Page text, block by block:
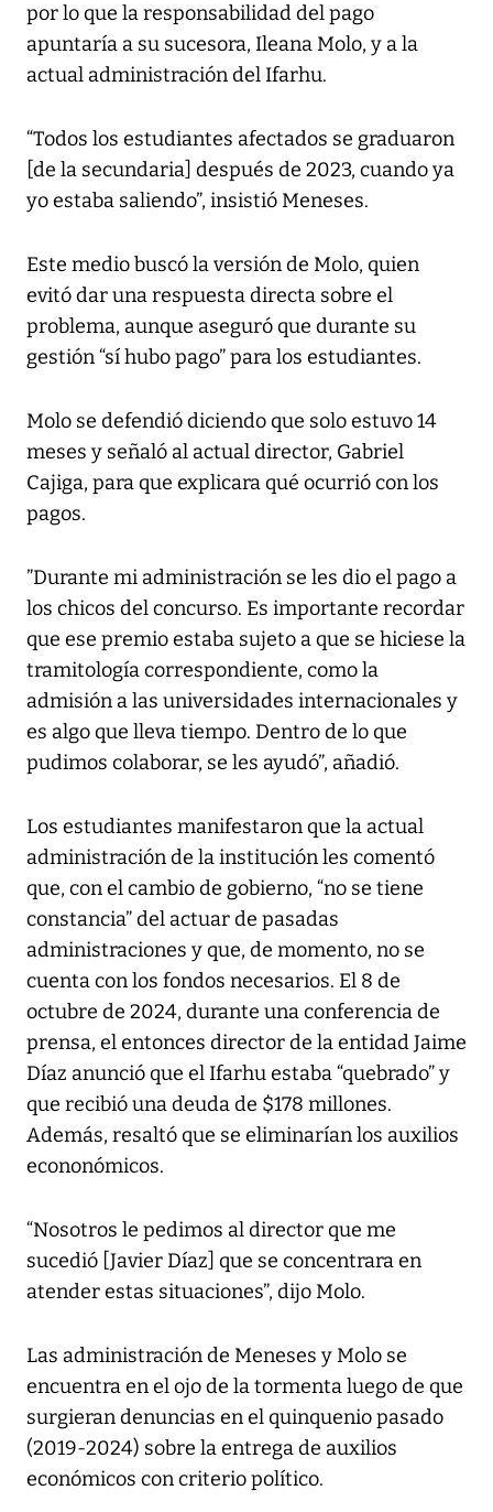
por lo que la responsabilidad del pago
apuntaría a su sucesora, Ileana Molo, y a la
actual administración del Ifarhu.
“Todos los estudiantes afectados se graduaron
[de la secundaria] después de 2023, cuando ya
yo estaba saliendo”, insistió Meneses.
Este medio buscó la versión de Molo, quien
evitó dar una respuesta directa sobre el
problema, aunque aseguró que durante su
gestión “sí hubo pago” para los estudiantes.
Molo se defendió diciendo que solo estuvo 14
meses y señaló al actual director, Gabriel
Cajiga, para que explicara qué ocurrió con los
pagos.
”Durante mi administración se les dio el pago a
los chicos del concurso. Es importante recordar
que ese premio estaba sujeto a que se hiciese la
tramitología correspondiente, como la
admisión a las universidades internacionales y
es algo que lleva tiempo. Dentro de lo que
pudimos colaborar, se les ayudó”, añadió.
Los estudiantes manifestaron que la actual
administración de la institución les comentó
que, con el cambio de gobierno, “no se tiene
constancia” del actuar de pasadas
administraciones y que, de momento, no se
cuenta con los fondos necesarios. El 8 de
octubre de 2024, durante una conferencia de
prensa, el entonces director de la entidad Jaime
Díaz anunció que el Ifarhu estaba “quebrado” y
que recibió una deuda de $178 millones.
Además, resaltó que se eliminarían los auxilios
econonómicos.
“Nosotros le pedimos al director que me
sucedió [Javier Díaz] que se concentrara en
atender estas situaciones”, dijo Molo.
Las administración de Meneses y Molo se
encuentra en el ojo de la tormenta luego de que
surgieran denuncias en el quinquenio pasado
(2019-2024) sobre la entrega de auxilios
económicos con criterio político.